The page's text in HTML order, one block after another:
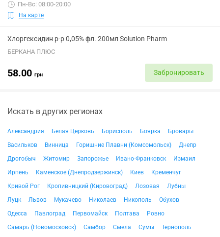
Пн-Вс: 08:00-20:00
На карте
Хлоргексидин р-р 0,05% фл. 200мл Solution Pharm
БЕРКАНА ПЛЮС
58.00 грн Забронировать
Искать в других регионах
Александрия Белая Церковь Борисполь Боярка
Бровары
Васильков
Винница Горишние Плавни (Комсомольск)
Днепр
Дрогобыч
Житомир Запорожье Ивано-Франковск
Измаил
Ирпень
Каменское (Днепродзержинск) Киев
Кременчуг
Кривой Рог
Кропивницкий (Кировоград) Лозовая
Лубны
Луцк
Львов Мукачево Николаев Никополь
Обухов
Одесса
Павлоград Первомайск Полтава
Ровно
Самарь (Новомосковск)
Самбор Смела Сумы
Тернополь